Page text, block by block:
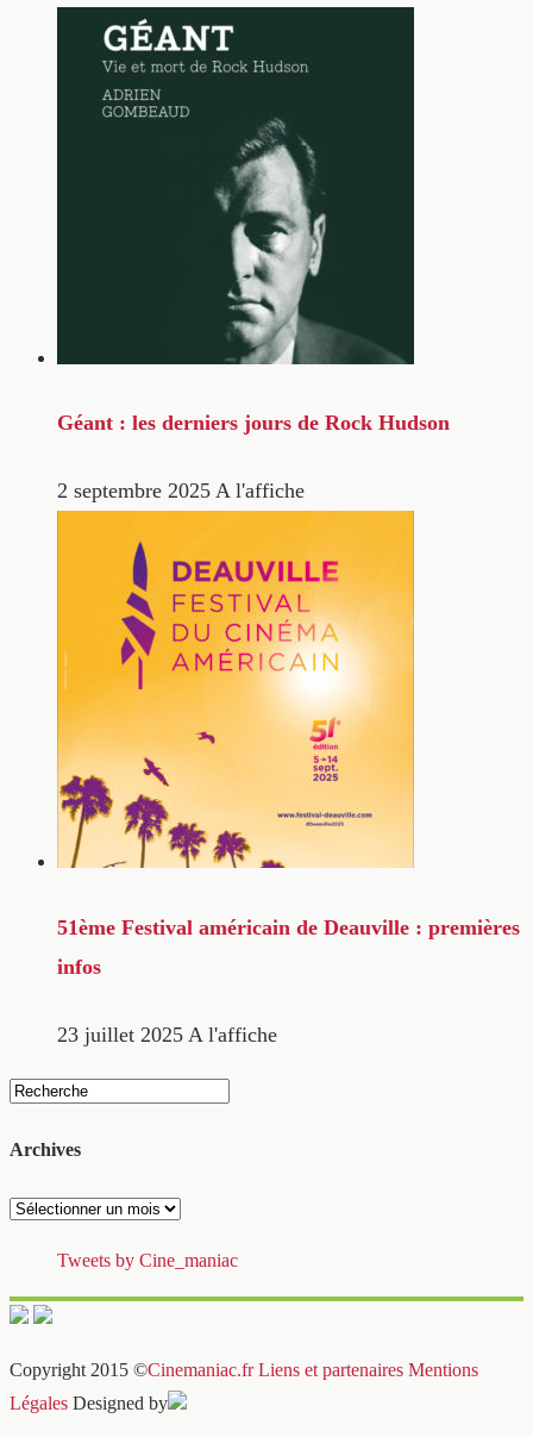
Géant : les derniers jours de Rock Hudson
2 septembre 2025 A l'affiche
51ème Festival américain de Deauville : premières
infos
23 juillet 2025 A l'affiche
Archives
Archives
Tweets by Cine_maniac
Copyright 2015 ©Cinemaniac.fr Liens et partenaires Mentions
Légales Designed by